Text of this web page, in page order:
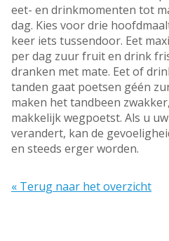
eet- en drinkmomenten tot
dag. Kies voor drie
keer iets tussendoor. Eet
per dag zuur fruit en drink
dranken met mate. Eet of
tanden gaat poetsen géén
maken het tandbeen
makkelijk wegpoetst. Als u
verandert, kan de
en steeds erger worden.
« Terug naar het overzicht